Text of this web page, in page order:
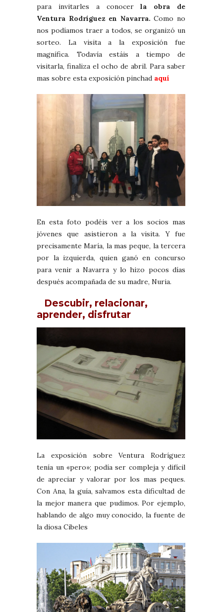
para invitarles a conocerla obra de
Ventura Rodríguez en Navarra. Como no
nos podíamos traer a todos, se organizó un
sorteo. La visita a la exposición fue
magnífica. Todavía estáis a tiempo de
visitarla, finaliza el ocho de abril. Para saber
mas sobre esta exposición pinchad aquí
En esta foto podéis ver a los socios mas
jóvenes que asistieron a la visita. Y fue
precisamente María, la mas peque, la tercera
por la izquierda, quien ganó en concurso
para venir a Navarra y lo hizo pocos días
después acompañada de su madre, Nuria.
Descubir, relacionar,
aprender, disfrutar
La exposición sobre Ventura Rodríguez
tenía un «pero»; podía ser compleja y difícil
de apreciar y valorar por los mas peques.
Con Ana, la guía, salvamos esta dificultad de
la mejor manera que pudimos. Por ejemplo,
hablando de algo muy conocido, la fuente de
la diosa Cibeles